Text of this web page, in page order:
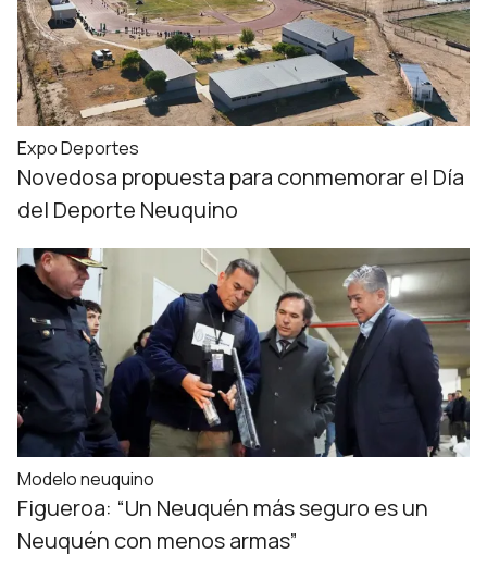
Expo Deportes
Novedosa propuesta para conmemorar el Día
del Deporte Neuquino
Modelo neuquino
Figueroa: “Un Neuquén más seguro es un
Neuquén con menos armas”